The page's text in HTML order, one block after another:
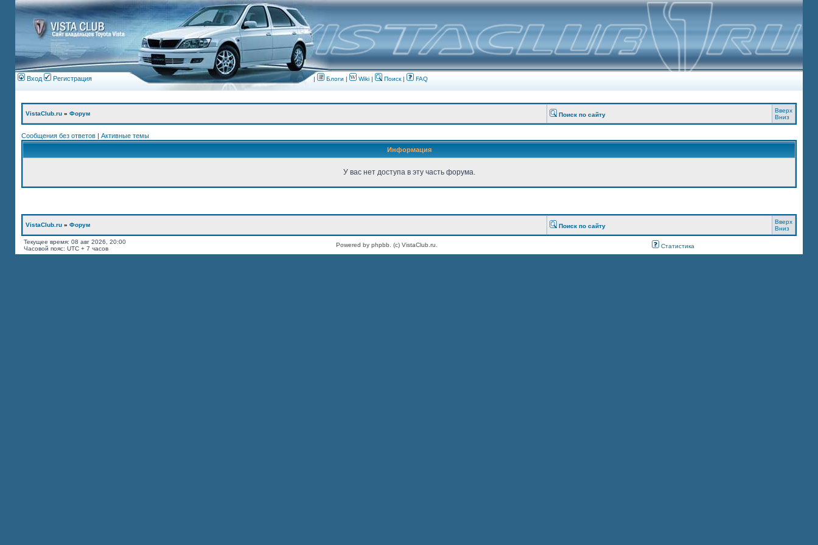
Вход Регистрация | Блоги | Wiki | Поиск| FAQ
VistaClub.ru » Форум Поиск по сайту
Вверх
Вниз
Сообщения без ответов | Активные темы
Информация
У вас нет доступа в эту часть форума.
VistaClub.ru » Форум Поиск по сайту
Вверх
Вниз
Текущее время: 08 авг 2026, 20:00
Часовой пояс: UTC + 7 часов
Powered by phpbb. (c) VistaClub.ru. Статистика